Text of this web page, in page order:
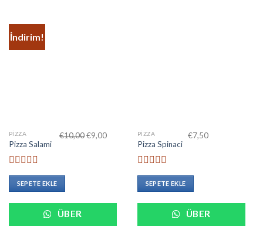
İndirim!
PIZZA
Pizza Salami
5
üzerinden
0
oy
€10,00€9,00
SEPETE EKLE
ÜBER
PIZZA
Pizza Spinaci
5
üzerinden
0
oy
€7,50
SEPETE EKLE
ÜBER